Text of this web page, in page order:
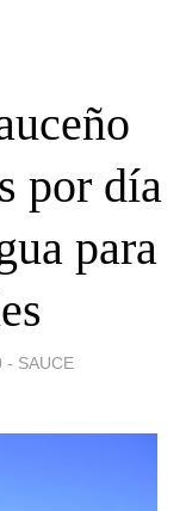
por día
para
- SAUCE